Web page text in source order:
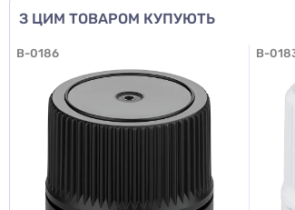
З ЦИМ ТОВАРОМ КУПУЮТЬ
B-0186 B-